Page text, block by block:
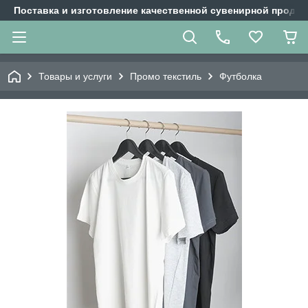
Поставка и изготовление качественной сувенирной
Товары и услуги Промо текстиль Футболка